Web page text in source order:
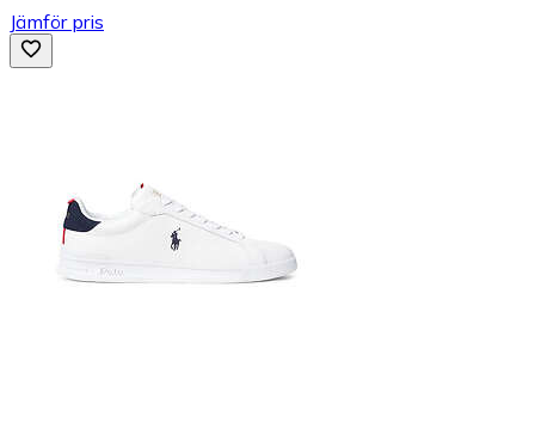
Jämför pris